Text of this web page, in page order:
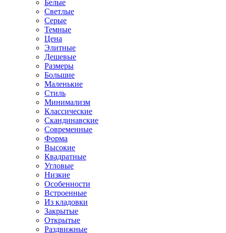
Белые
Светлые
Серые
Темные
Цена
Элитные
Дешевые
Размеры
Большие
Маленькие
Стиль
Минимализм
Классические
Скандинавские
Современные
Форма
Высокие
Квадратные
Угловые
Низкие
Особенности
Встроенные
Из кладовки
Закрытые
Открытые
Раздвижные